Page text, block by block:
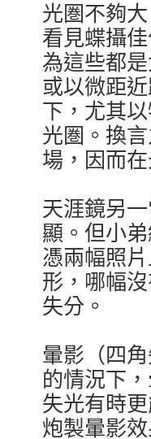
光圏不夠
看見蝶攝
為這些都
或以微距
下，尤其
光圏。換
場，因而
天涯鏡另
顯。但小
憑兩幅照
形，哪幅
失分。
暈影（四
的情況下
失光有時
炮製暈影效